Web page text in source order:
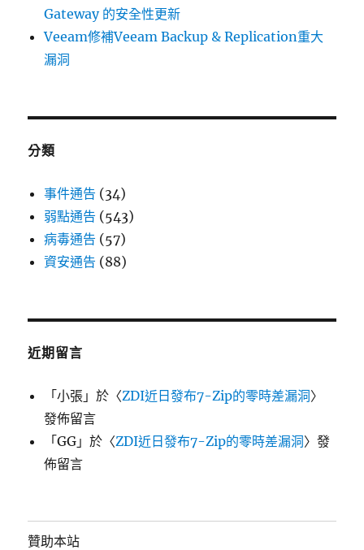
Gateway 的安全性更新
Veeam修補Veeam Backup & Replication重大
漏洞
分類
事件通告 (34)
弱點通告 (543)
病毒通告 (57)
資安通告 (88)
近期留言
「小張 」於〈ZDI近日發布7-Zip的零時差漏洞〉
發佈留言
「GG 」於〈ZDI近日發布7-Zip的零時差漏洞〉發
佈留言
贊助本站